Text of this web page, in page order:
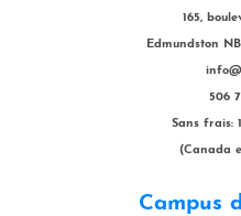
165,
Edmundston
506
Sans frais:
(Canada
Campus